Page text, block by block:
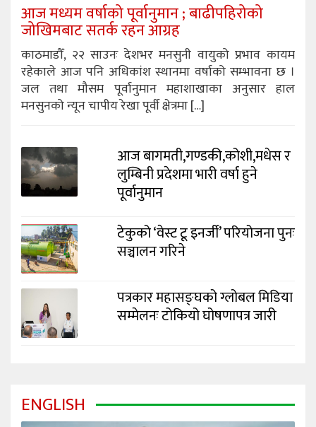
आज मध्यम वर्षाको पूर्वानुमान ; बाढीपहिरोको
जोखिमबाट सतर्क रहन आग्रह
काठमाडौँ, २२ साउनः देशभर मनसुनी वायुको प्रभाव कायम
रहेकाले आज पनि अधिकांश स्थानमा वर्षाको सम्भावना छ ।
जल तथा मौसम पूर्वानुमान महाशाखाका अनुसार हाल
मनसुनको न्यून चापीय रेखा पूर्वी क्षेत्रमा […]
आज बागमती,गण्डकी,कोशी,मधेस र
लुम्बिनी प्रदेशमा भारी वर्षा हुने
पूर्वानुमान
टेकुको ‘वेस्ट टू इनर्जी’ परियोजना पुनः
सञ्चालन गरिने
पत्रकार महासङ्घको ग्लोबल मिडिया
सम्मेलनः टोकियो घोषणापत्र जारी
ENGLISH